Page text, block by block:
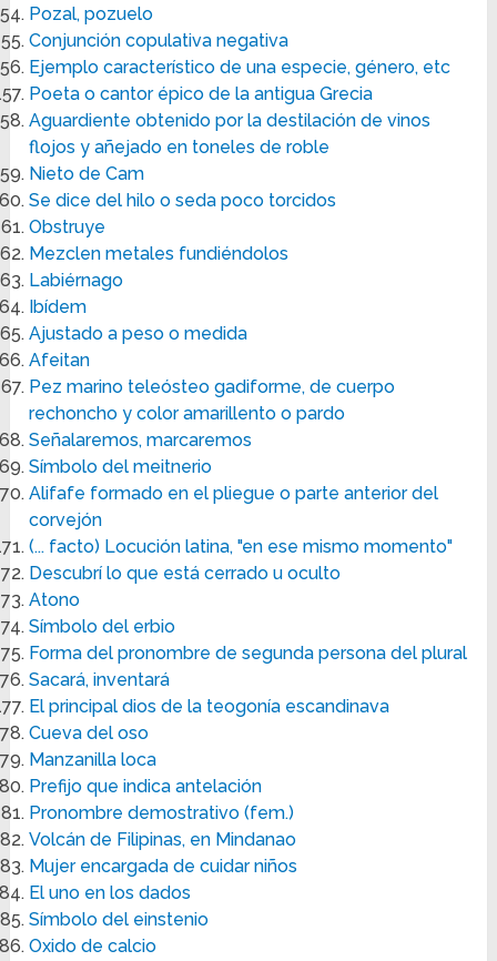
Pozal, pozuelo
Conjunción copulativa negativa
Ejemplo característico de una especie, género, etc
Poeta o cantor épico de la antigua Grecia
Aguardiente obtenido por la destilación de vinos
flojos y añejado en toneles de roble
Nieto de Cam
Se dice del hilo o seda poco torcidos
Obstruye
Mezclen metales fundiéndolos
Labiérnago
Ibídem
Ajustado a peso o medida
Afeitan
Pez marino teleósteo gadiforme, de cuerpo
rechoncho y color amarillento o pardo
Señalaremos, marcaremos
Símbolo del meitnerio
Alifafe formado en el pliegue o parte anterior del
corvejón
(... facto) Locución latina, "en ese mismo momento"
Descubrí lo que está cerrado u oculto
Atono
Símbolo del erbio
Forma del pronombre de segunda persona del plural
Sacará, inventará
El principal dios de la teogonía escandinava
Cueva del oso
Manzanilla loca
Prefijo que indica antelación
Pronombre demostrativo (fem.)
Volcán de Filipinas, en Mindanao
Mujer encargada de cuidar niños
El uno en los dados
Símbolo del einstenio
Oxido de calcio